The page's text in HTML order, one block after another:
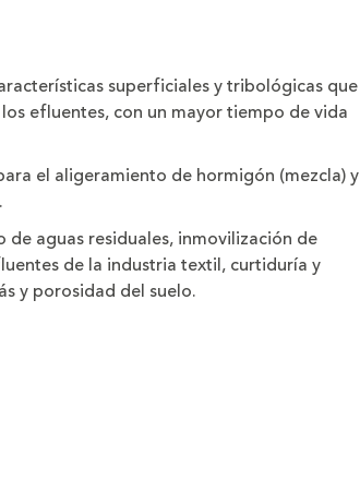
superficiales y tribológicas que
efluentes, con un mayor tiempo de vida
el aligeramiento de hormigón (mezcla) y
aguas residuales, inmovilización de
de la industria textil, curtiduría y
y porosidad del suelo.